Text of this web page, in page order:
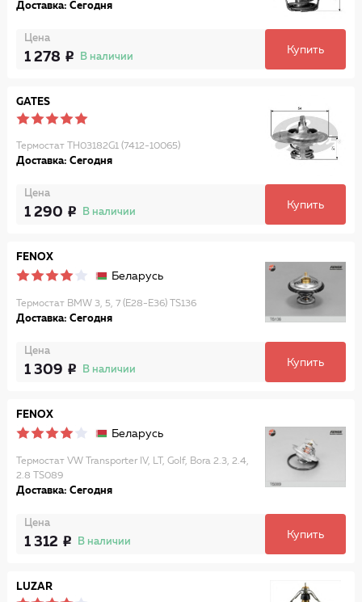
Доставка: Сегодня
Цена
1 278 В наличии
Купить
GATES
Термостат TH03182G1 (7412-10065)
Доставка: Сегодня
Цена
1 290 В наличии
Купить
FENOX
Беларусь
Термостат BMW 3, 5, 7 (E28-E36) TS136
Доставка: Сегодня
Цена
1 309 В наличии
Купить
FENOX
Беларусь
Термостат VW Transporter IV, LT, Golf, Bora 2.3, 2.4,
2.8 TS089
Доставка: Сегодня
Цена
1 312 В наличии
Купить
LUZAR